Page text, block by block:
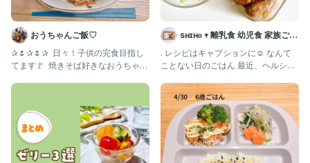
世の中のワーママの、タイムスケジュールを
知りたい☺️（切実）
.
もうさ、暑いしさ、食べて寝て、倒れず過ごせたら
.
#初産#1月生まれ#男の子ママ#第1子#記録用_omi#育児記録#新米
ママ#広島ママ友達募集中#令和4年ベビー#3歳児ごはん#ワンオ
ペ育児#ワンオペ育児ママ#ママが楽する#幼児食記録#ズボラ幼児
食#幼児食#幼児食献立#ワーママ幼児食#幼児食と大人ごはん#親
子ごはんの悩みサポート
おうちゃんご飯♡
✰🌷✰🌷✰ ⁡ 日々！子供の完食目指し
てます🚩 ⁡ 焼きそば好きなおうちゃん
sʜɪʜᴏ 𖥧 離乳食 幼児食 家族ごは
ん
. レシピはキャプションに☺️ なんて
ことない日のごはん 最近、ヘルシー